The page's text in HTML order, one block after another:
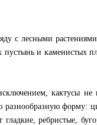
с лесными
пустынь и каменистых
кактусы
форму:
гладкие, ребристые,